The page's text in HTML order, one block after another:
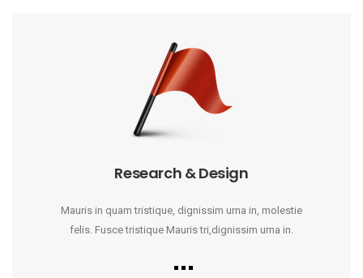
Research & Design
Mauris in quam tristique, dignissim urna in, molestie
felis. Fusce tristique Mauris tri,dignissim urna in.